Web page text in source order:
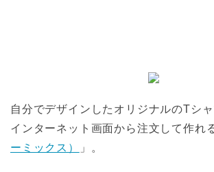
自分でデザインしたオリジナルのTシ
インターネット画面から注文して作れ
ーミックス）
」。